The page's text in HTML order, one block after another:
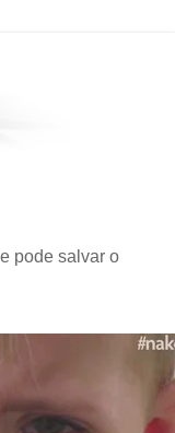
pode salvar o